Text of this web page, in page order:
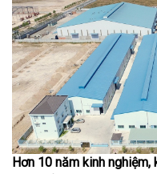
Hơn 10 năm kinh